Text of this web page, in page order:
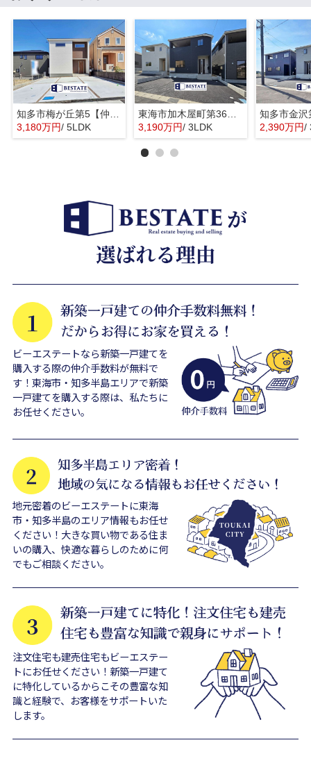
3,180万円/ 5LDK
3,190万円/ 3LDK 2,390万円/
ビーエステートなら新築一戸建てを
購入する際の仲介手数料が無料で
す！東海市・知多半島エリアで新築
一戸建てを購入する際は、私たちに
お任せください。
地元密着のビーエステートに東海
市・知多半島のエリア情報もお任せ
ください！大きな買い物である住ま
いの購入、快適な暮らしのために何
でもご相談ください。
注文住宅も建売住宅もビーエステー
トにお任せください！新築一戸建て
に特化しているからこその豊富な知
識と経験で、お客様をサポートいた
します。